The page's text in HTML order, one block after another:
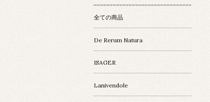
全ての商品
De Rerum Natura
ISAGER
Lanivendole